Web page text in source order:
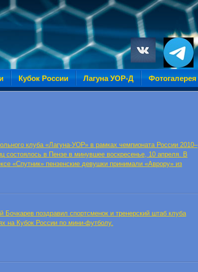
Кубок России Лагуна УОР-Д Фотогалерея
клуба «Лагуна-УОР» в рамках чемпионата России 2010–
состоялось в Пензе в минувшее воскресенье, 10 апреля. В
«Спутник» пензенские девушки принимали «Аврору» из
Бочкарев поздравил спортсменок и тренерский штаб клуба
на Кубок России по мини-футболу.